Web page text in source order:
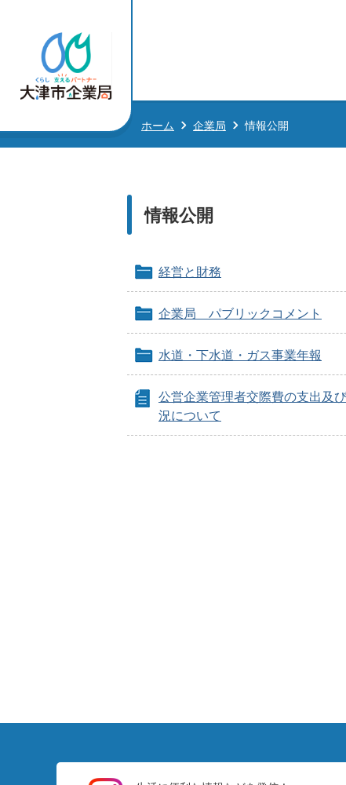
ホーム 企業局 情報公開
情報公開
経営と財務
企業局 パブリックコメント
水道・下水道・ガス事業年報
公営企業管理者交際費の支出及
況について